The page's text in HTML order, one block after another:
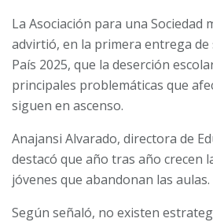
La Asociación para una Sociedad
advirtió, en la primera entrega de
País 2025, que la deserción
principales problemáticas que
siguen en ascenso.
Anajansi Alvarado, directora de
destacó que año tras año crecen
jóvenes que abandonan las aulas.
Según señaló, no existen